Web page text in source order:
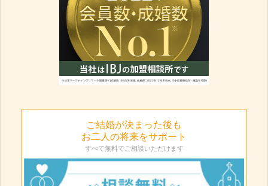
ご結婚が決まった後も
お二人の将来をサポート
すべて無料でご相談いただけます